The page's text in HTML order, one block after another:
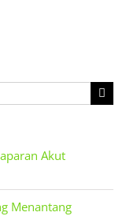
Akut
Menantang